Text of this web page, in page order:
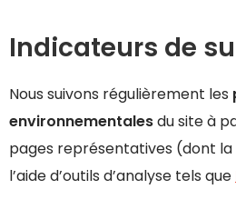
Indicateurs de
Nous suivons régulièrement les
environnementalesdu site à
pages représentatives (dont la
l’aide d’outils d’analyse tels que